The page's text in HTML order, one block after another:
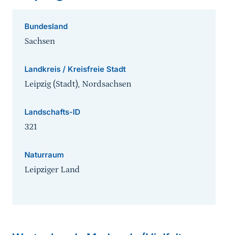
Bundesland
Sachsen
Landkreis / Kreisfreie Stadt
Leipzig (Stadt), Nordsachsen
Landschafts-ID
321
Naturraum
Leipziger Land